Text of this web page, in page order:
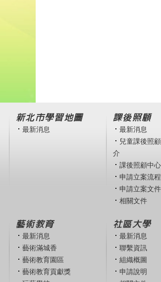
新北市學習地圖
最新消息
課後照顧
最新消息
兒童課後照
介
課後照顧中
申請立案流程
申請立案文件
相關文件
藝術教育
最新消息
藝術滿城香
藝術教育園區
藝術教育貢獻獎
社區大學
最新消息
聯繫資訊
組織概圖
申請說明